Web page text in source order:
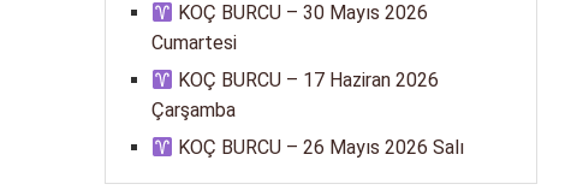
KOÇ BURCU – 30 Mayıs 2026
Cumartesi
KOÇ BURCU – 17 Haziran 2026
Çarşamba
KOÇ BURCU – 26 Mayıs 2026 Salı